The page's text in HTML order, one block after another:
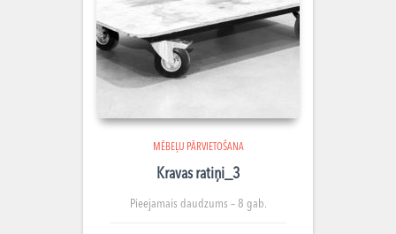
MĒBEĻU PĀRVIETOŠANA
Kravas ratiņi_3
Pieejamais daudzums – 8 gab.